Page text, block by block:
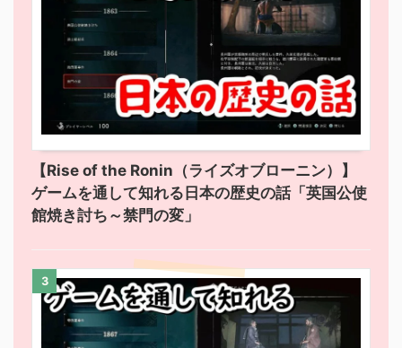
【Rise of the Ronin（ライズオブローニン）】
ゲームを通して知れる日本の歴史の話「英国公使
館焼き討ち～禁門の変」
3